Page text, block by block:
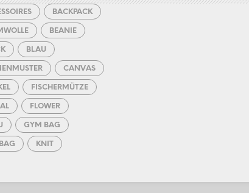
BACKPACK
BEANIE
BLAU
CANVAS
FISCHERMÜTZE
FLOWER
GYM BAG
KNIT
MÜTZE